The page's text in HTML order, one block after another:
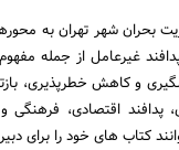
بحران شهر تهران به
غیرعامل از جمله
و کاهش خطرپذیری،
پدافند اقتصادی،
کتاب های خود را برای